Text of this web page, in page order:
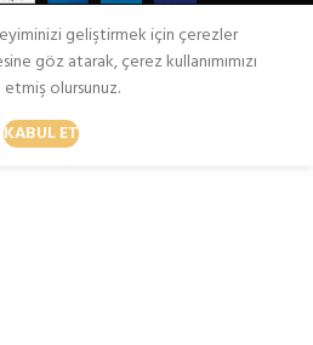
geliştirmek için çerezler
göz atarak, çerez kullanımımızı
etmiş olursunuz.
KABUL ET